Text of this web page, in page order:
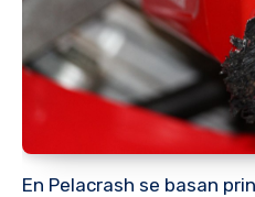
En Pelacrash se basan